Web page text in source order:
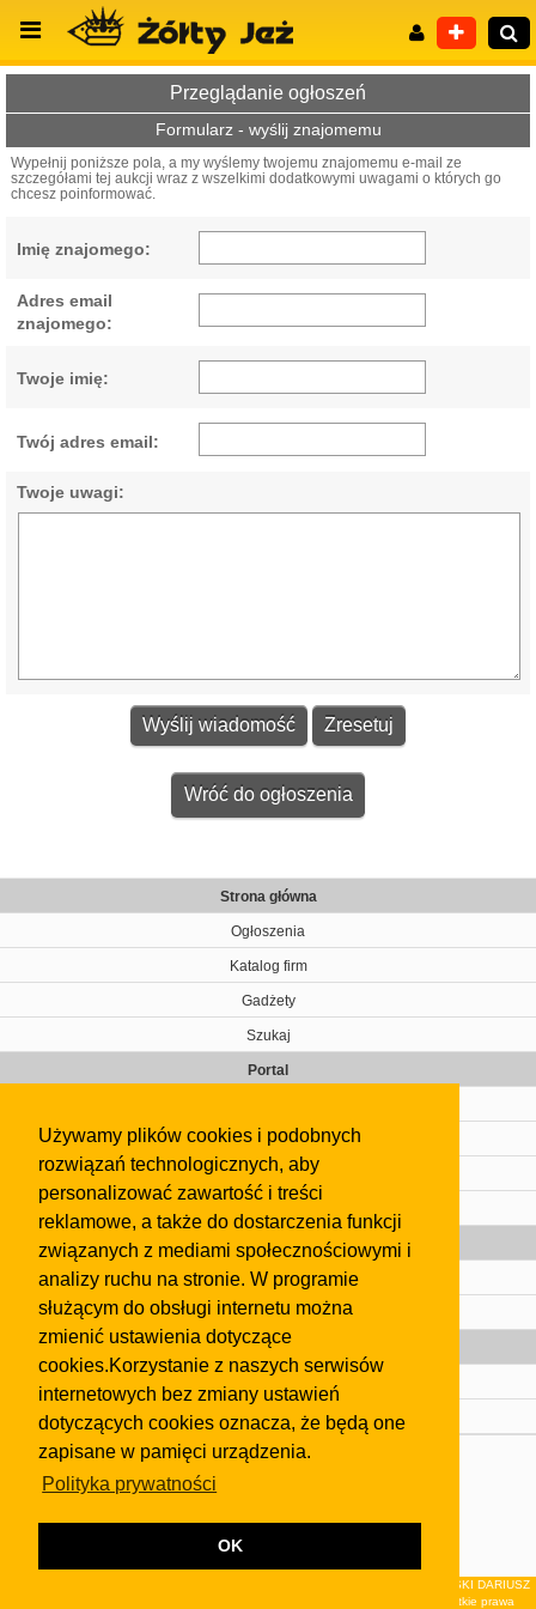
Używamy plików cookies i podobnych
rozwiązań technologicznych, aby
personalizować zawartość i treści
reklamowe, a także do dostarczenia funkcji
związanych z mediami społecznościowymi i
analizy ruchu na stronie. W programie
służącym do obsługi internetu można
zmienić ustawienia dotyczące
cookies.Korzystanie z naszych serwisów
internetowych bez zmiany ustawień
dotyczących cookies oznacza, że będą one
zapisane w pamięci urządzenia.
Polityka prywatności
OK
Wyszukiwanie zaawansowane
Przeglądanie ogłoszeń
Formularz - wyślij znajomemu
Wypełnij poniższe pola, a my wyślemy twojemu znajomemu e-mail ze
szczegółami tej aukcji wraz z wszelkimi dodatkowymi uwagami o których go
chcesz poinformować.
Imię znajomego:
Adres email
znajomego:
Twoje imię:
Twój adres email:
Twoje uwagi:
Wróć do ogłoszenia
Strona główna
Ogłoszenia
Katalog firm
Gadżety
Szukaj
Portal
Kontakt
Regulamin
Gazeta
Olkusz
Kontakt
Strefa dla biznesu
Biura nieruchomości
Dealerzy i autokomisy
Skontaktuj się z nami
regulaminuiPolityki Prywatności.
Klauzula FB
© 2026Wydawnictwo NEON sp. z o.o. (dawniej: FIRMA NEON MAREK KLUCZEWSKI DARIUSZ
KRAWCZYK s.c.) z siedzibą w Olkuszu, ul.Żuradzka 15, 32-300 Olkusz . Wszystkie prawa